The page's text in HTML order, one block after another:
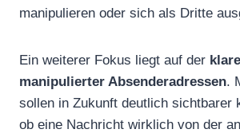
manipulieren oder sich als Dritte
Ein weiterer Fokus liegt auf der
manipulierter Absenderadressen.
sollen in Zukunft deutlich sichtbarer
ob eine Nachricht wirklich von der